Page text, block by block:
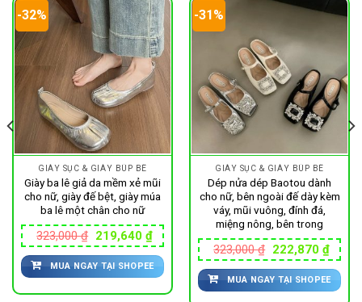
-32%
GIÀY SỤC & GIÀY BÚP BÊ
Giày ba lê giả da mềm xẻ mũi
cho nữ, giày đế bệt, giày múa
ba lê một chân cho nữ
323,000₫ Giá
gốc
là:
323,000 ₫.
219,640 ₫Giá
hiện
tại
là:
219,640 ₫.
MUA NGAY TẠI SHOPEE
-31%
GIÀY SỤC & GIÀY BÚP BÊ
Dép nửa dép Baotou dành
cho nữ, bên ngoài đế dày kèm
váy, mũi vuông, đính đá,
miệng nông, bên trong
323,000₫ Giá
gốc
là:
323,000 ₫.
222,870 ₫Giá
hiện
tại
là:
MUA NGAY TẠI SHOPEE
₫.